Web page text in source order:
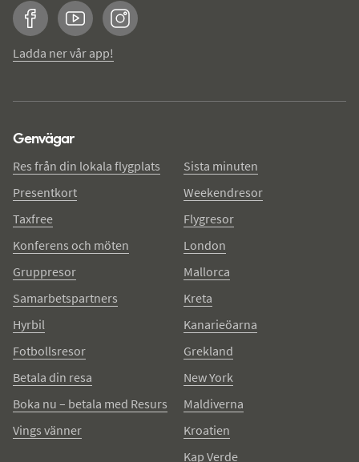
FacebookYouTubeInstagram
Ladda ner vår app!
Genvägar
Res från din lokala flygplats
Presentkort
Taxfree
Konferens och möten
Gruppresor
Samarbetspartners
Hyrbil
Fotbollsresor
Betala din resa
Boka nu – betala med Resurs
Vings vänner
Sista minuten
Weekendresor
Flygresor
London
Mallorca
Kreta
Kanarieöarna
Grekland
New York
Maldiverna
Kroatien
Kap Verde